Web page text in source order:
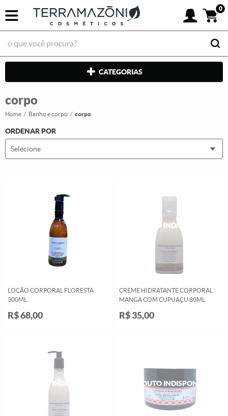
0
CATEGORIAS
corpo
Home Banho e corpo corpo
ORDENAR POR
Selecione
LOÇÃO CORPORAL FLORESTA
300ML
R$ 68,00
CREME HIDRATANTE CORPORAL
MANGA COM CUPUAÇU 80ML
R$ 35,00